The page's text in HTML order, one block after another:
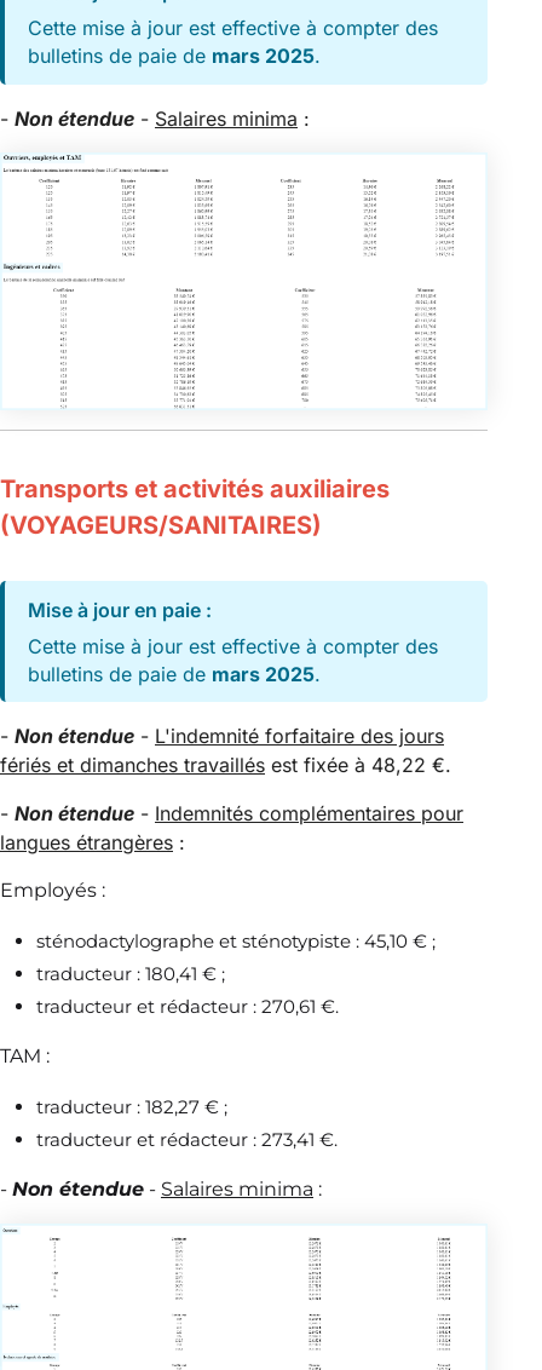
Cette mise à jour est effective à compter des
bulletins de paie de mars 2025.
- Non étendue - Salaires minima :
Transports et activités auxiliaires
(VOYAGEURS/SANITAIRES)
Mise à jour en paie :
Cette mise à jour est effective à compter des
bulletins de paie de mars 2025.
- Non étendue - L'indemnité forfaitaire des jours
fériés et dimanches travaillés est fixée à 48,22 €.
- Non étendue - Indemnités complémentaires pour
langues étrangères :
Employés :
sténodactylographe et sténotypiste : 45,10 € ;
traducteur : 180,41 € ;
traducteur et rédacteur : 270,61 €.
TAM :
traducteur : 182,27 € ;
traducteur et rédacteur : 273,41 €.
- Non étendue - Salaires minima :